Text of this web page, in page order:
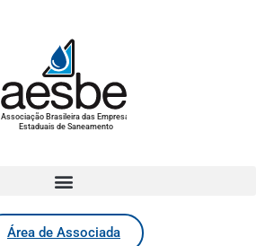
Associação Brasileira das Empresas
Estaduais de Saneamento
Área de Associada